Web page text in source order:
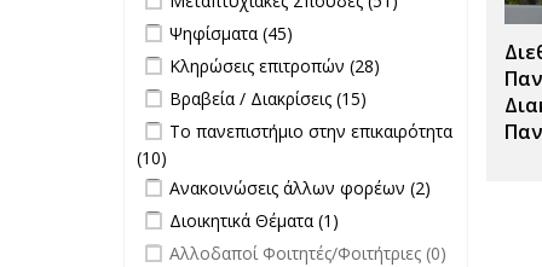
Μεταπτυχιακές
Apply Ψηφίσματα filter
Ψηφίσματα (45)
Apply Κληρώσεις επιτροπών filter
Κληρώσεις επιτροπών (28)
filter
Apply Βραβεία / Διακρίσεις filter
Βραβεία / Διακρίσεις (15)
Διακρίσεις
Apply Το πανεπιστήμιο στην
επικαιρότητα filter
Το πανεπιστήμιο στην επικαιρότητα
(10)
επικαιρότητα filter
Apply Ανακοινώσεις άλλων φορέων
filter
Ανακοινώσεις άλλων φορέων (2)
φορέων filter
Apply Διοικητικά Θέματα filter
Διοικητικά Θέματα (1)
undefined
Αλλοδαποί Φοιτητές/Φοιτήτριες (0)